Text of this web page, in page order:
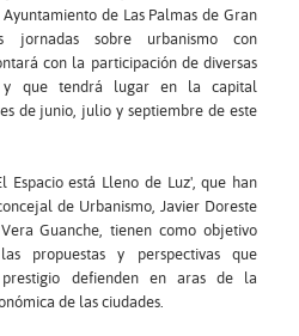
de Las Palmas de Gran
jornadas sobre urbanismo con
con la participación de diversas
y que tendrá lugar en la capital
de junio, julio y septiembre de este
Espacio está Lleno de Luz', que han
de Urbanismo, Javier Doreste
Guanche, tienen como objetivo
propuestas y perspectivas que
defienden en aras de la
de las ciudades.